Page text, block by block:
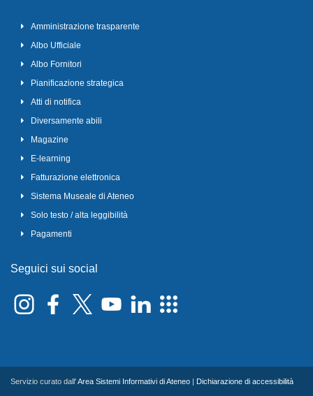
Amministrazione trasparente
Albo Ufficiale
Albo Fornitori
Pianificazione strategica
Atti di notifica
Diversamente abili
Magazine
E-learning
Fatturazione elettronica
Sistema Museale di Ateneo
Solo testo / alta leggibilità
Pagamenti
Seguici sui social
Servizio curato dall'Area Sistemi Informativi di Ateneo Dichiarazione di accessibilità